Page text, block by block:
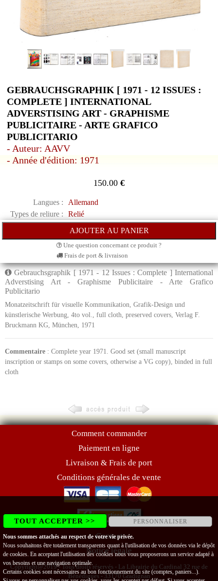
GEBRAUCHSGRAPHIK [ 1971 - 12 ISSUES :
COMPLETE ] INTERNATIONAL
ADVERSTISING ART - GRAPHISME
PUBLICITAIRE - ARTE GRAFICO
PUBLICITARIO
- Auteur: AAVV
- Année d'édition: 1971
150.00 €
Langues :
Allemand
Types de reliure :
Relié
Une question concernant ce produit ?
Frais de port & livraison
Gebrauchsgraphik [ 1971 - 12 Issues : Complete ] International
Adverstising Art - Graphisme Publicitaire - Arte Grafico
Publicitario
Monatzeitschrift für visuelle Kommunikation, Grafik-Design und
künstlerische Werbung, 4to vol., full cloth, preserved covers, Verlag F.
Bruckmann KG, München, 1971
Commentaire : Complete year 1971. Good set (small manuscript
inscription or stamps on some covers, otherwise a VG copy), binded in full
cloth
Comment commander
Paiement en ligne
Livraison & Frais de port
Conditions générales de vente
Contact
Notice légale
Copyright@2019 - Tous droits réservés - La Librairie du Cardinal 32 rue de
Bénédigues - 33170 Gradignan
TOUT ACCEPTER >> PERSONNALISER
Nous sommes attachés au respect de votre vie privée.
Nous souhaitons être totalement transparents quant à l'utilisation de vos données via le dépôt
de cookies. En acceptant l'utilisation des cookies nous vous proposerons un service adapté à
vos besoins et une navigation optimale.
Certains cookies sont nécessaires au bon fonctionnement du site (comptes, paniers...).